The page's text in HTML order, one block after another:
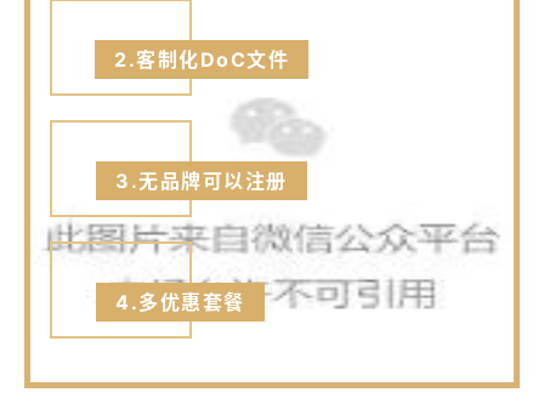
02
2.客制化DoC文件
03
3.无品牌可以注册
04
4.多优惠套餐